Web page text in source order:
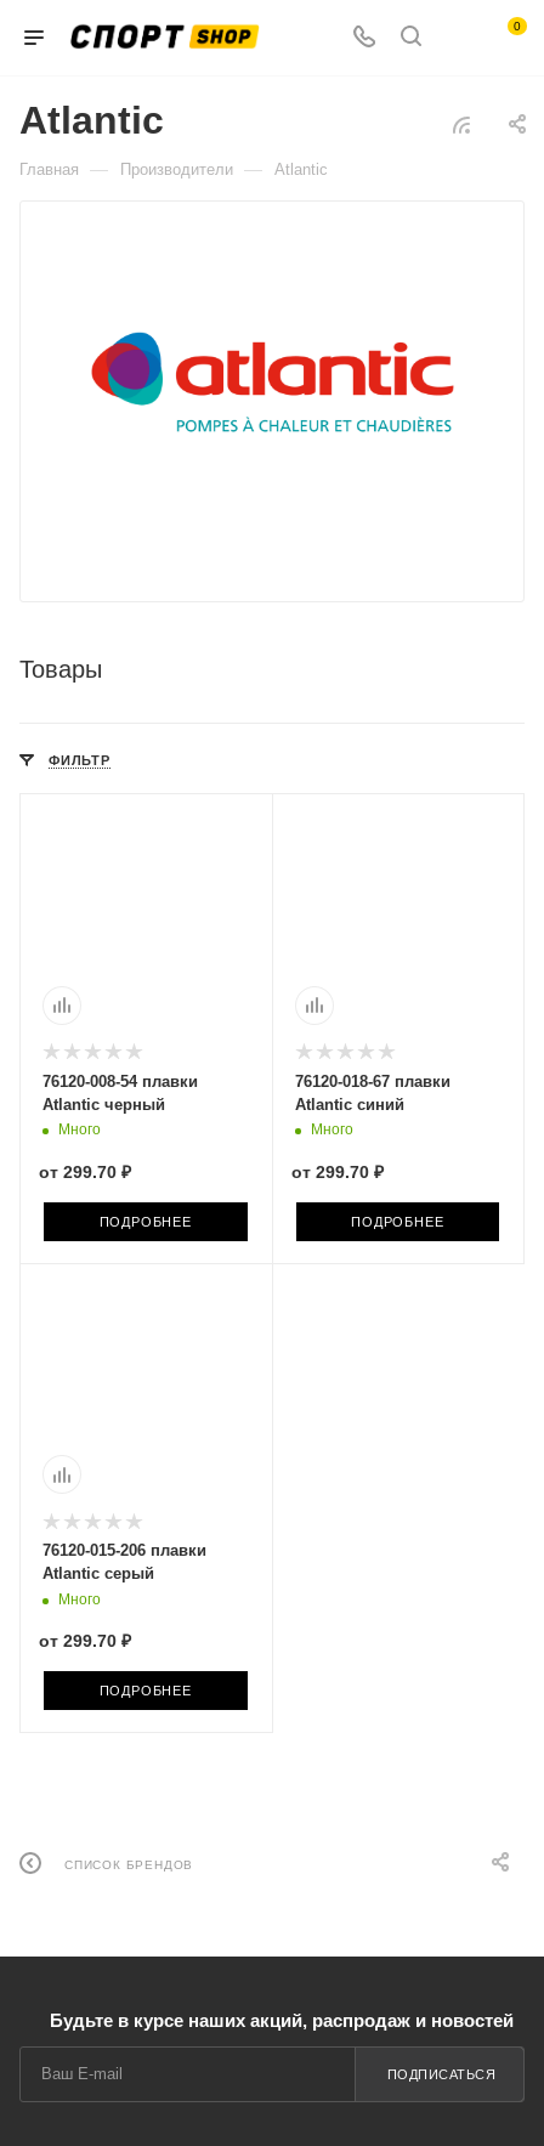
0
Atlantic
Главная — Производители — Atlantic
Товары
ФИЛЬТР
76120-008-54 плавки
Atlantic черный
Много
от 299.70 ₽
ПОДРОБНЕЕ
76120-018-67 плавки
Atlantic синий
Много
от 299.70 ₽
ПОДРОБНЕЕ
76120-015-206 плавки
Atlantic серый
Много
от 299.70 ₽
ПОДРОБНЕЕ
СПИСОК БРЕНДОВ
Будьте в курсе наших акций, распродаж и новостей
ПОДПИСАТЬСЯ